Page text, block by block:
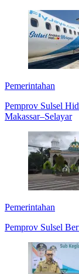
Pemerintahan
Pemprov Sulsel
Makassar–Selayar
Pemerintahan
Pemprov Sulsel